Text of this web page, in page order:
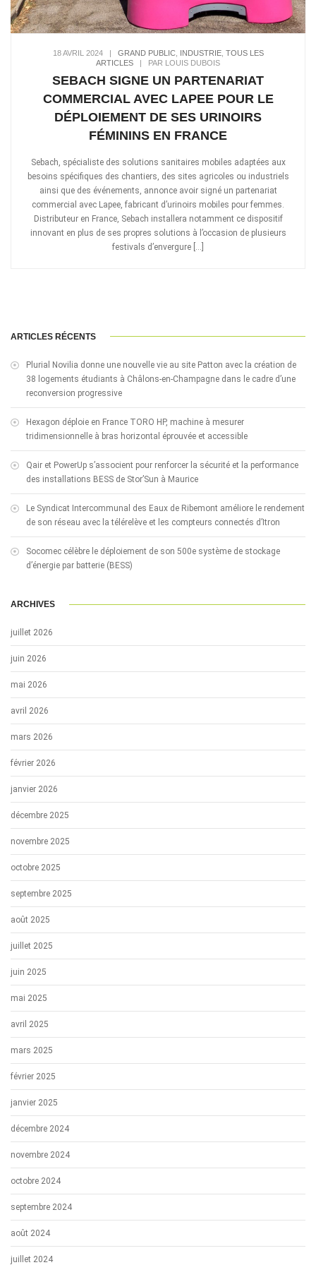
18 AVRIL 2024| GRAND PUBLIC, INDUSTRIE, TOUS LES
ARTICLES | PAR LOUIS DUBOIS
SEBACH SIGNE UN PARTENARIAT
COMMERCIAL AVEC LAPEE POUR LE
DÉPLOIEMENT DE SES URINOIRS
FÉMININS EN FRANCE
Sebach, spécialiste des solutions sanitaires mobiles adaptées aux
besoins spécifiques des chantiers, des sites agricoles ou industriels
ainsi que des événements, annonce avoir signé un partenariat
commercial avec Lapee, fabricant d’urinoirs mobiles pour femmes.
Distributeur en France, Sebach installera notamment ce dispositif
innovant en plus de ses propres solutions à l’occasion de plusieurs
festivals d’envergure […]
ARTICLES RÉCENTS
Plurial Novilia donne une nouvelle vie au site Patton avec la création de
38 logements étudiants à Châlons-en-Champagne dans le cadre d’une
reconversion progressive
Hexagon déploie en France TORO HP, machine à mesurer
tridimensionnelle à bras horizontal éprouvée et accessible
Qair et PowerUp s’associent pour renforcer la sécurité et la performance
des installations BESS de Stor’Sun à Maurice
Le Syndicat Intercommunal des Eaux de Ribemont améliore le rendement
de son réseau avec la télérelève et les compteurs connectés d’Itron
Socomec célèbre le déploiement de son 500e système de stockage
d’énergie par batterie (BESS)
ARCHIVES
juillet 2026
juin 2026
mai 2026
avril 2026
mars 2026
février 2026
janvier 2026
décembre 2025
novembre 2025
octobre 2025
septembre 2025
août 2025
juillet 2025
juin 2025
mai 2025
avril 2025
mars 2025
février 2025
janvier 2025
décembre 2024
novembre 2024
octobre 2024
septembre 2024
août 2024
juillet 2024